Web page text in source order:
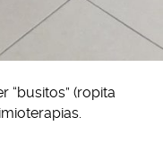
“busitos” (ropita